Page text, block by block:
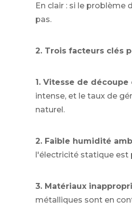
En clair : si le
pas.
2. Trois facteurs clés
1. Vitesse de découpe
intense, et le taux de
naturel.
2. Faible humidité
l'électricité statique est
3. Matériaux
métalliques sont en